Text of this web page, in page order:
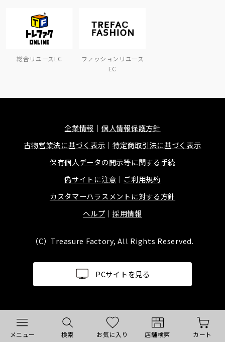
メニュー 検索 お気に入り 店舗検索 カート
総合リユースEC
ファッションリユース
EC
企業情報
個人情報保護方針
古物営業法に基づく表示
特定商取引法に基づく表示
保有個人データの開示等に関する手続
偽サイトに注意
ご利用規約
カスタマーハラスメントに対する方針
ヘルプ
採用情報
（C）Treasure Factory, All Rights Reserved.
PCサイトを見る